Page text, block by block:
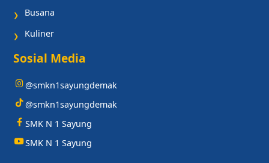
❯ Busana
❯ Kuliner
Sosial Media
@smkn1sayungdemak
@smkn1sayungdemak
SMK N 1 Sayung
SMK N 1 Sayung